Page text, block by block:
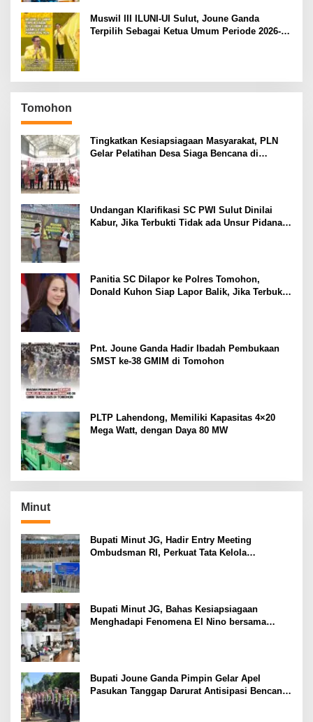
Muswil III ILUNI-UI Sulut, Joune Ganda
Terpilih Sebagai Ketua Umum Periode 2026-
Tomohon
Tingkatkan Kesiapsiagaan Masyarakat, PLN
Gelar Pelatihan Desa Siaga Bencana di
Undangan Klarifikasi SC PWI Sulut Dinilai
Kabur, Jika Terbukti Tidak ada Unsur Pidana
Panitia SC Dilapor ke Polres Tomohon,
Donald Kuhon Siap Lapor Balik, Jika Terbukti
Pnt. Joune Ganda Hadir Ibadah Pembukaan
SMST ke-38 GMIM di Tomohon
PLTP Lahendong, Memiliki Kapasitas 4×20
Mega Watt, dengan Daya 80 MW
Minut
Bupati Minut JG, Hadir Entry Meeting
Ombudsman RI, Perkuat Tata Kelola
Bupati Minut JG, Bahas Kesiapsiagaan
Menghadapi Fenomena El Nino bersama
Bupati Joune Ganda Pimpin Gelar Apel
Pasukan Tanggap Darurat Antisipasi Bencana